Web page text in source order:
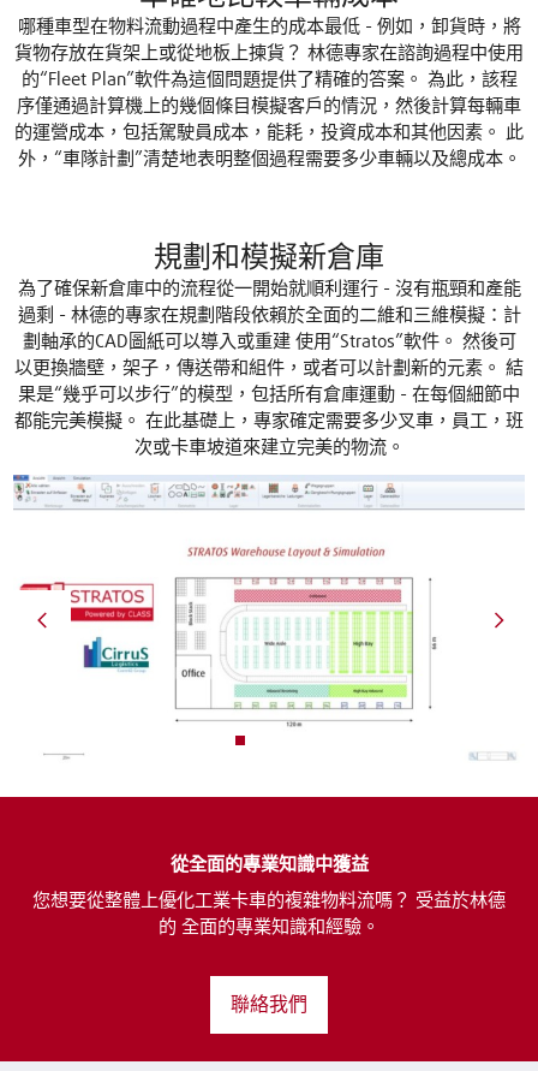
哪種車型在物料流動過程中產生的成本最低 - 例如，卸貨時，將
貨物存放在貨架上或從地板上揀貨？ 林德專家在諮詢過程中使用
的“Fleet Plan”軟件為這個問題提供了精確的答案。 為此，該程
序僅通過計算機上的幾個條目模擬客戶的情況，然後計算每輛車
的運營成本，包括駕駛員成本，能耗，投資成本和其他因素。 此
外，“車隊計劃”清楚地表明整個過程需要多少車輛以及總成本。
規劃和模擬新倉庫
為了確保新倉庫中的流程從一開始就順利運行 - 沒有瓶頸和產能
過剩 - 林德的專家在規劃階段依賴於全面的二維和三維模擬：計
劃軸承的CAD圖紙可以導入或重建 使用“Stratos”軟件。 然後可
以更換牆壁，架子，傳送帶和組件，或者可以計劃新的元素。 結
果是“幾乎可以步行”的模型，包括所有倉庫運動 - 在每個細節中
都能完美模擬。 在此基礎上，專家確定需要多少叉車，員工，班
次或卡車坡道來建立完美的物流。
從全面的專業知識中獲益
您想要從整體上優化工業卡車的複雜物料流嗎？ 受益於林德
的 全面的專業知識和經驗。
聯絡我們